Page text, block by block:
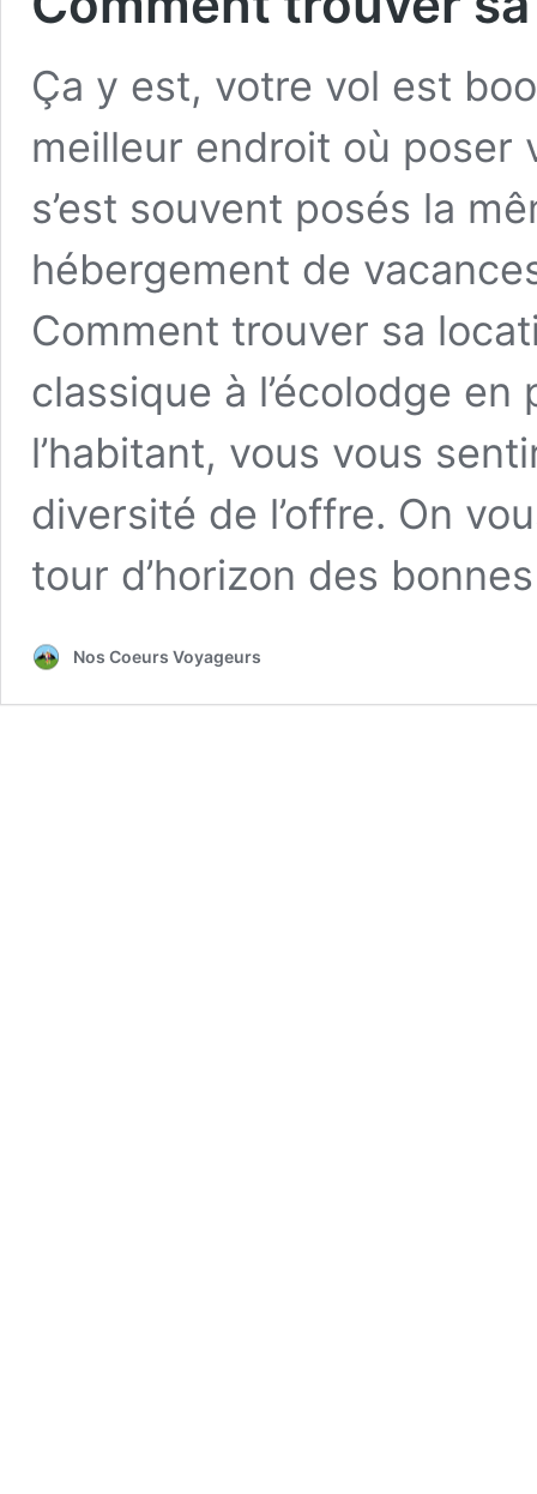
Ça y est, votre vol est
meilleur endroit où poser
s’est souvent posés la
hébergement de
Comment trouver sa
classique à l’écolodge
l’habitant, vous vous
diversité de l’offre. On
tour d’horizon des
Nos Coeurs Voyageurs